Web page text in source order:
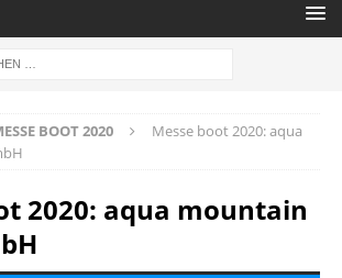
BOOT 2020
Messe boot 2020: aqua
2020: aqua mountain